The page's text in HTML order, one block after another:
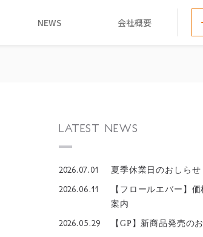
NEWS 会社概要
LATEST NEWS
2026.07.01 夏季休業日のおしらせ
2026.06.11
【フロールエバー】
案内
2026.05.29 【GP】新商品発売の